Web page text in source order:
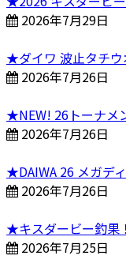
2026年7月29日
★ダイワ 波止タチウ
2026年7月26日
★NEW! 26トーナメ
2026年7月26日
★DAIWA 26 メガデ
2026年7月26日
★キスダービー釣果！
2026年7月25日